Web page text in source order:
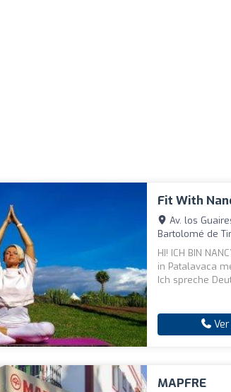
Fit With
Av. los
Bartolomé de
HI! ICH BIN
in Patalavaca
Ich spreche
Ver
MAPFRE